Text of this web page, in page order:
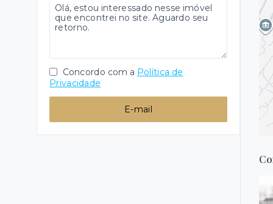
Concordo com a Política de
Privacidade
E-mail